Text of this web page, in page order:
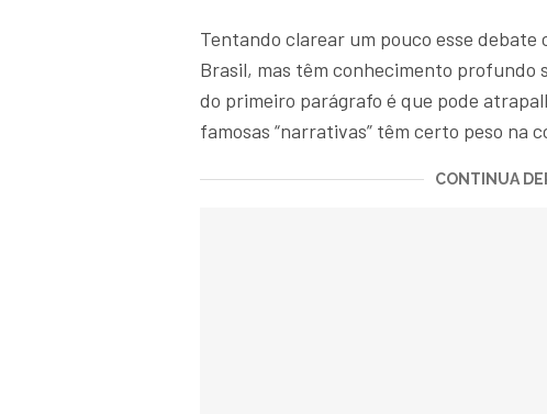
Tentando clarear um pouco esse
Brasil, mas têm conhecimento profundo
do primeiro parágrafo é que pode
famosas “narrativas” têm certo peso na
CONTINUA